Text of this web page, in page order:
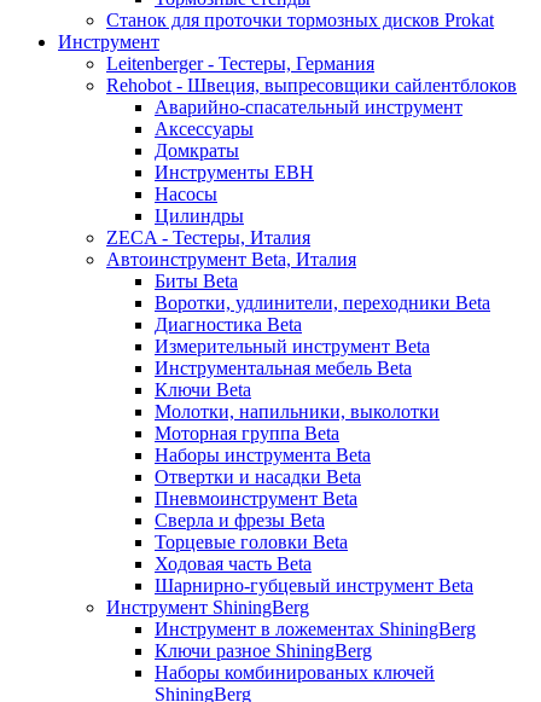
Станок для проточки тормозных дисков Prokat
Инструмент
Leitenberger - Тестеры, Германия
Rehobot - Швеция, выпресовщики сайлентблоков
Аварийно-спасательный инструмент
Аксессуары
Домкраты
Инструменты EBH
Насосы
Цилиндры
ZECA - Тестеры, Италия
Автоинструмент Beta, Италия
Биты Beta
Воротки, удлинители, переходники Beta
Диагностика Beta
Измерительный инструмент Beta
Инструментальная мебель Beta
Ключи Beta
Молотки, напильники, выколотки
Моторная группа Beta
Наборы инструмента Beta
Отвертки и насадки Beta
Пневмоинструмент Beta
Сверла и фрезы Beta
Торцевые головки Beta
Ходовая часть Beta
Шарнирно-губцевый инструмент Beta
Инструмент ShiningBerg
Инструмент в ложементах ShiningBerg
Ключи разное ShiningBerg
Наборы комбинированых ключей
ShiningBerg